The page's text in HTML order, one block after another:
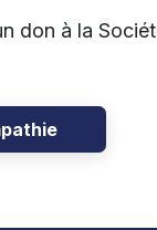
don à la